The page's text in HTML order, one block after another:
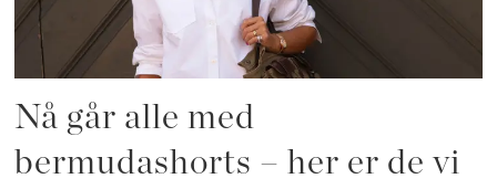
Nå går alle med
bermudashorts – her er de vi